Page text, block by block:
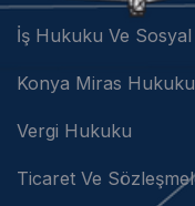
İş Hukuku Ve
Konya Miras Hukuku
Vergi Hukuku
Ticaret Ve